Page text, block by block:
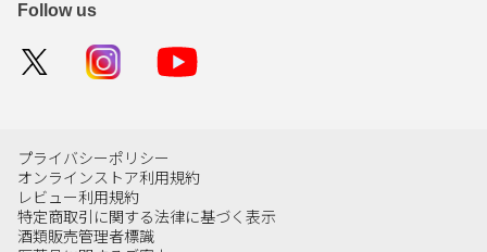
Follow us
プライバシーポリシー
オンラインストア利用規約
レビュー利用規約
特定商取引に関する法律に基づく表示
酒類販売管理者標識